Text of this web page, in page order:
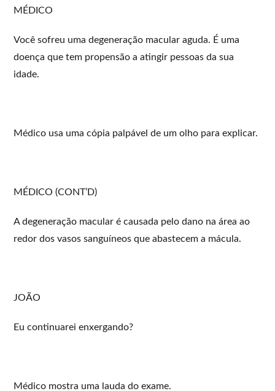
MÉDICO
Você sofreu uma degeneração macular aguda. É uma
doença que tem propensão a atingir pessoas da sua
idade.
Médico usa uma cópia palpável de um olho para explicar.
MÉDICO (CONT’D)
A degeneração macular é causada pelo dano na área ao
redor dos vasos sanguíneos que abastecem a mácula.
JOÃO
Eu continuarei enxergando?
Médico mostra uma lauda do exame.